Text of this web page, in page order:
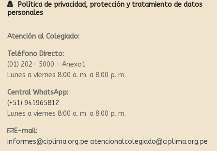
Política de privacidad, protección y tratamiento de datos
personales
Atención al Colegiado:
Teléfono Directo:
(01) 202- 5000 – Anexo1
Lunes a viernes 8:00 a. m. a 8:00 p. m.
Central WhatsApp:
(+51) 941965812
Lunes a viernes 8:00 a. m. a 8:00 p. m.
E-mail:
informes@ciplima.org.pe atencionalcolegiado@ciplima.org.pe